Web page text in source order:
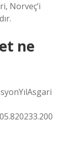
Norveç’i
ne